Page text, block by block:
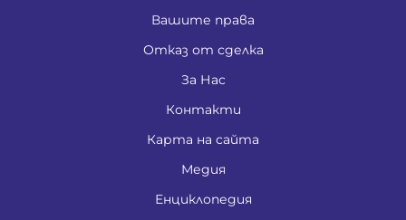
Вашите права
Отказ от сделка
За Нас
Контакти
Карта на сайта
Медия
Енциклопедия